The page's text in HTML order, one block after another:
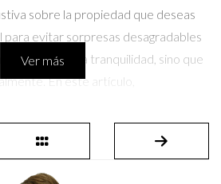
sobre la propiedad que deseas
para evitar sorpresas desagradables
solo te brinda tranquilidad, sino que
En este artículo,
de personas que han pasado
Ver más